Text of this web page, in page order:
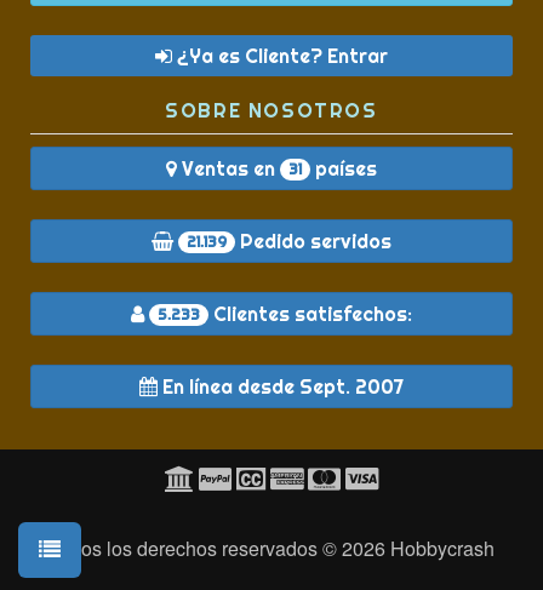
¿Ya es Cliente? Entrar
SOBRE NOSOTROS
Ventas en 31 países
21.139 Pedido servidos
5.233 Clientes satisfechos:
En línea desde Sept. 2007
Todos los derechos reservados © 2026 Hobbycrash